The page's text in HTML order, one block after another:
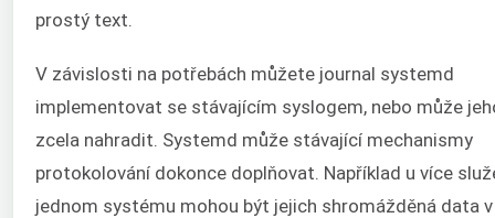
prostý text.
V závislosti na potřebách můžete journal systemd
implementovat se stávajícím syslogem, nebo může
zcela nahradit. Systemd může stávající mechanismy
protokolování dokonce doplňovat. Například u více
jednom systému mohou být jejich shromážděná data